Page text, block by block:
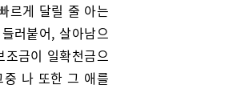
르게 달릴 줄 아는
러붙어, 살아남으
금이 일확천금으
나 또한 그 애를